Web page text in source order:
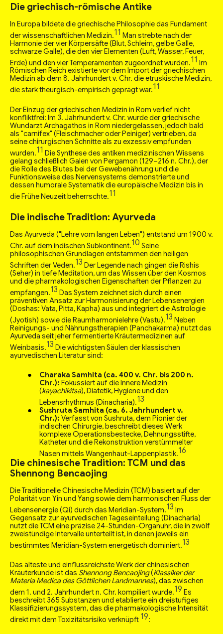
Die griechisch-römische Antike
In Europa bildete die griechische Philosophie das Fundament
der wissenschaftlichen Medizin.11 Man strebte nach der
Harmonie der vier Körpersäfte (Blut, Schleim, gelbe Galle,
schwarze Galle), die den vier Elementen (Luft, Wasser, Feuer,
Erde) und den vier Temperamenten zugeordnet wurden.11 Im
Römischen Reich existierte vor dem Import der griechischen
Medizin ab dem 8. Jahrhundert v. Chr. die etruskische Medizin,
die stark theurgisch-empirisch geprägt war.11
Der Einzug der griechischen Medizin in Rom verlief nicht
konfliktfrei: Im 3. Jahrhundert v. Chr. wurde der griechische
Wundarzt Archagathos in Rom niedergelassen, jedoch bald
als "carnifex" (Fleischmacher oder Peiniger) vertrieben, da
seine chirurgischen Schnitte als zu exzessiv empfunden
wurden.11 Die Synthese des antiken medizinischen Wissens
gelang schließlich Galen von Pergamon (129–216 n. Chr.), der
die Rolle des Blutes bei der Gewebenährung und die
Funktionsweise des Nervensystems demonstrierte und
dessen humorale Systematik die europäische Medizin bis in
die Frühe Neuzeit beherrschte.11
Die indische Tradition: Ayurveda
Das Ayurveda ("Lehre vom langen Leben") entstand um 1900 v.
Chr. auf dem indischen Subkontinent.10 Seine
philosophischen Grundlagen entstammen den heiligen
Schriften der Veden.13 Der Legende nach gingen die Rishis
(Seher) in tiefe Meditation, um das Wissen über den Kosmos
und die pharmakologischen Eigenschaften der Pflanzen zu
empfangen.13 Das System zeichnet sich durch einen
präventiven Ansatz zur Harmonisierung der Lebensenergien
(Doshas: Vata, Pitta, Kapha) aus und integriert die Astrologie
(Jyotish) sowie die Raumharmonielehre (Vastu).13 Neben
Reinigungs- und Nährungstherapien (Panchakarma) nutzt das
Ayurveda seit jeher fermentierte Kräutermedizinen auf
Weinbasis.13 Die wichtigsten Säulen der klassischen
ayurvedischen Literatur sind:
Charaka Samhita (ca. 400 v. Chr. bis 200 n.
Chr.): Fokussiert auf die Innere Medizin
(kayachikitsa), Diätetik, Hygiene und den
Lebensrhythmus (Dinacharia).13
Sushruta Samhita (ca. 6. Jahrhundert v.
Chr.): Verfasst von Sushruta, dem Pionier der
indischen Chirurgie, beschreibt dieses Werk
komplexe Operationsbestecke, Dehnungsstifte,
Katheter und die Rekonstruktion verstümmelter
Nasen mittels Wangenhaut-Lappenplastik.16
Die chinesische Tradition: TCM und das
Shennong Bencaojing
Die Traditionelle Chinesische Medizin (TCM) basiert auf der
Polarität von Yin und Yang sowie dem harmonischen Fluss der
Lebensenergie (Qi) durch das Meridian-System.13 Im
Gegensatz zur ayurvedischen Tageseinteilung (Dinacharia)
nutzt die TCM eine präzise 24-Stunden-Organuhr, die in zwölf
zweistündige Intervalle unterteilt ist, in denen jeweils ein
bestimmtes Meridian-System energetisch dominiert.13
Das älteste und einflussreichste Werk der chinesischen
Kräuterkunde ist das Shennong Bencaojing(Klassiker der
Materia Medica des Göttlichen Landmannes), das zwischen
dem 1. und 2. Jahrhundert n. Chr. kompiliert wurde.19 Es
beschreibt 365 Substanzen und etablierte ein dreistufiges
Klassifizierungssystem, das die pharmakologische Intensität
direkt mit dem Toxizitätsrisiko verknüpft 19: